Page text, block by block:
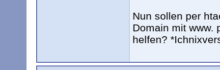
Nun sollen per
Domain mit www.
helfen?